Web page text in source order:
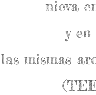
nieva
y
las mismas